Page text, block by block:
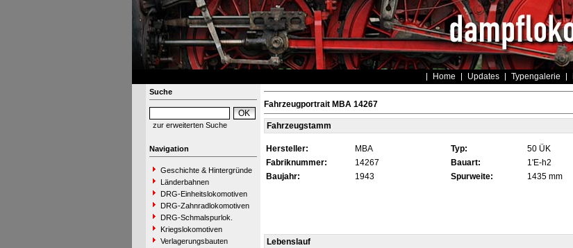
Home Updates Typengalerie
Suche
zur erweiterten Suche
Navigation
Geschichte & Hintergründe
Länderbahnen
DRG-Einheitslokomotiven
DRG-Zahnradlokomotiven
DRG-Schmalspurlok.
Kriegslokomotiven
Verlagerungsbauten
Fahrzeugportrait MBA 14267
Fahrzeugstamm
Hersteller: MBA Typ: 50 ÜK
Fabriknummer:
14267 Bauart: 1'E-h2
Baujahr:
1943 Spurweite: 1435 mm
Lebenslauf